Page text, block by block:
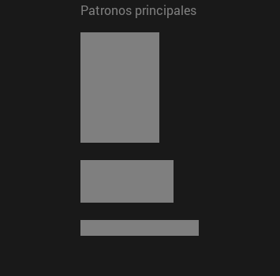
Patronos principales